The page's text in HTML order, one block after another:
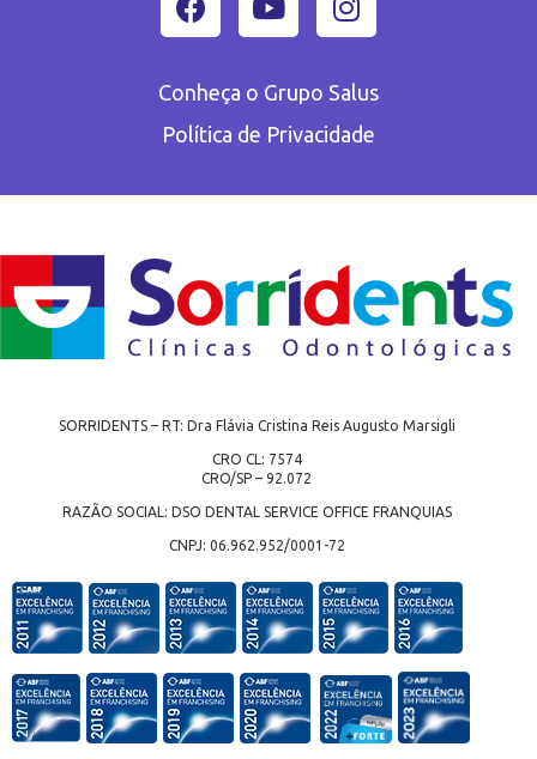
Conheça o Grupo Salus
Política de Privacidade
SORRIDENTS – RT: Dra Flávia Cristina Reis Augusto Marsigli
CRO CL: 7574
CRO/SP – 92.072
RAZÃO SOCIAL: DSO DENTAL SERVICE OFFICE FRANQUIAS
CNPJ: 06.962.952/0001-72